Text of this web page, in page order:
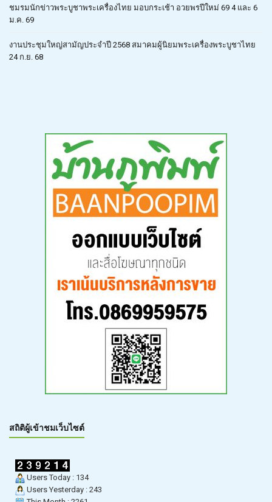
ชมรมนักข่าวพระบูชาพระเครื่องไทย มอบกระเช้า อวยพรปีใหม่ 69 4 และ 6
ม.ค. 69
งานประชุมใหญ่สามัญประจำปี 2568 สมาคมผู้นิยมพระเครื่องพระบูชาไทย
24 ก.ย. 68
สถิติผู้เข้าชมเว็บไซต์
Users Today : 134
Users Yesterday : 243